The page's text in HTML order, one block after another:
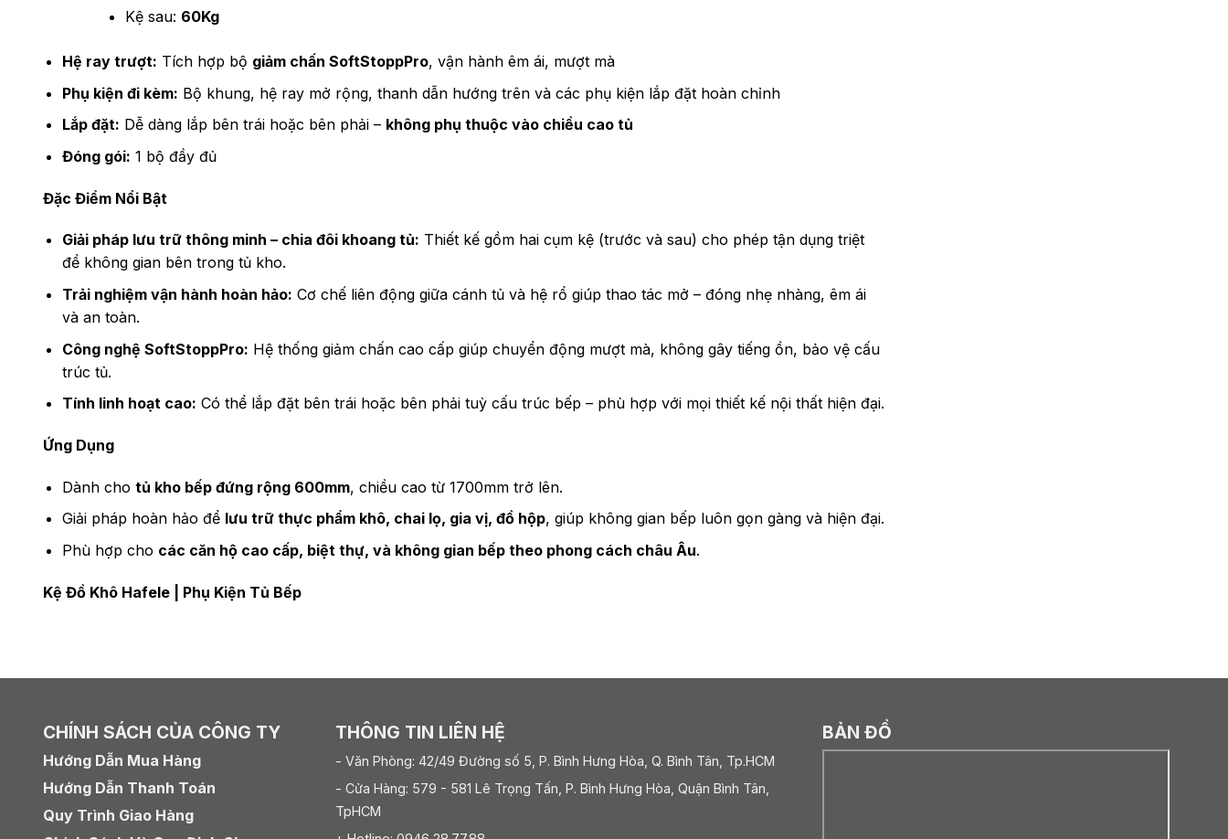
Kệ sau: 60Kg
Hệ ray trượt: Tích hợp bộ giảm chấn SoftStoppPro, vận hành êm ái, mượt mà
Phụ kiện đi kèm: Bộ khung, hệ ray mở rộng, thanh dẫn hướng trên và các phụ kiện lắp đặt hoàn chỉnh
Lắp đặt: Dễ dàng lắp bên trái hoặc bên phải – không phụ thuộc vào chiều cao tủ
Đóng gói: 1 bộ đầy đủ
Đặc Điểm Nổi Bật
Giải pháp lưu trữ thông minh – chia đôi khoang tủ: Thiết kế gồm hai cụm kệ (trước và sau) cho phép tận dụng triệt
để không gian bên trong tủ kho.
Trải nghiệm vận hành hoàn hảo: Cơ chế liên động giữa cánh tủ và hệ rổ giúp thao tác mở – đóng nhẹ nhàng, êm ái
và an toàn.
Công nghệ SoftStoppPro: Hệ thống giảm chấn cao cấp giúp chuyển động mượt mà, không gây tiếng ồn, bảo vệ cấu
trúc tủ.
Tính linh hoạt cao: Có thể lắp đặt bên trái hoặc bên phải tuỳ cấu trúc bếp – phù hợp với mọi thiết kế nội thất hiện đại.
Ứng Dụng
Dành cho tủ kho bếp đứng rộng 600mm, chiều cao từ 1700mm trở lên.
Giải pháp hoàn hảo để lưu trữ thực phẩm khô, chai lọ, gia vị, đồ hộp, giúp không gian bếp luôn gọn gàng và hiện đại.
Phù hợp cho các căn hộ cao cấp, biệt thự, và không gian bếp theo phong cách châu Âu.
Kệ Đồ Khô Hafele Phụ Kiện Tủ Bếp
CHÍNH SÁCH CỦA CÔNG TY
Hướng Dẫn Mua Hàng
Hướng Dẫn Thanh Toán
Quy Trình Giao Hàng
THÔNG TIN LIÊN HỆ
- Văn Phòng: 42/49 Đường số 5, P. Bình Hưng Hòa, Q. Bình Tân, Tp.HCM
- Cửa Hàng: 579 - 581 Lê Trọng Tấn, P. Bình Hưng Hòa, Quận Bình Tân,
TpHCM
BẢN ĐỒ